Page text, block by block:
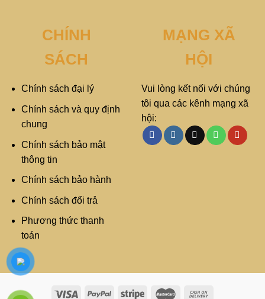
CHÍNH
SÁCH
Chính sách đại lý
Chính sách và quy định
chung
Chính sách bảo mật
thông tin
Chính sách bảo hành
Chính sách đổi trả
Phương thức thanh
toán
MẠNG XÃ
HỘI
Vui lòng kết nối với chúng
tôi qua các kênh mạng xã
hội: